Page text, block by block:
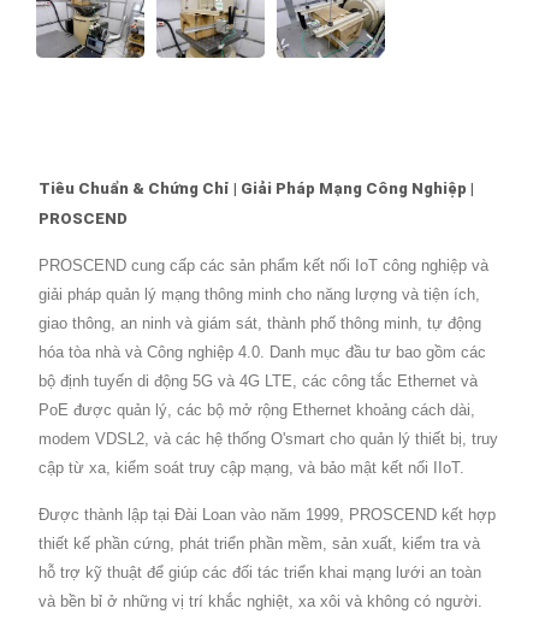
Tiêu Chuẩn & Chứng Chỉ | Giải Pháp Mạng Công Nghiệp |
PROSCEND
PROSCEND cung cấp các sản phẩm kết nối IoT công nghiệp và
giải pháp quản lý mạng thông minh cho năng lượng và tiện ích,
giao thông, an ninh và giám sát, thành phố thông minh, tự động
hóa tòa nhà và Công nghiệp 4.0. Danh mục đầu tư bao gồm các
bộ định tuyến di động 5G và 4G LTE, các công tắc Ethernet và
PoE được quản lý, các bộ mở rộng Ethernet khoảng cách dài,
modem VDSL2, và các hệ thống O'smart cho quản lý thiết bị, truy
cập từ xa, kiểm soát truy cập mạng, và bảo mật kết nối IIoT.
Được thành lập tại Đài Loan vào năm 1999, PROSCEND kết hợp
thiết kế phần cứng, phát triển phần mềm, sản xuất, kiểm tra và
hỗ trợ kỹ thuật để giúp các đối tác triển khai mạng lưới an toàn
và bền bỉ ở những vị trí khắc nghiệt, xa xôi và không có người.